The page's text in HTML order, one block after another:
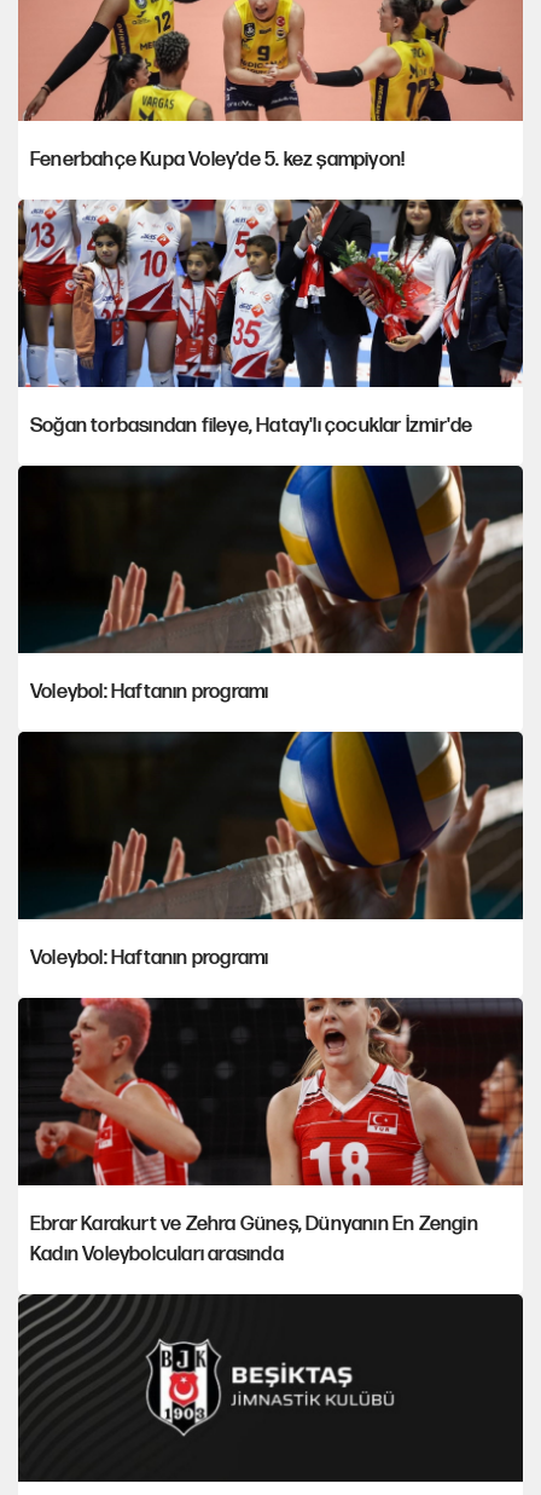
Fenerbahçe Kupa Voley’de 5. kez şampiyon!
Soğan torbasından fileye, Hatay'lı çocuklar İzmir'de
Voleybol: Haftanın programı
Voleybol: Haftanın programı
Ebrar Karakurt ve Zehra Güneş, Dünyanın En Zengin
Kadın Voleybolcuları arasında